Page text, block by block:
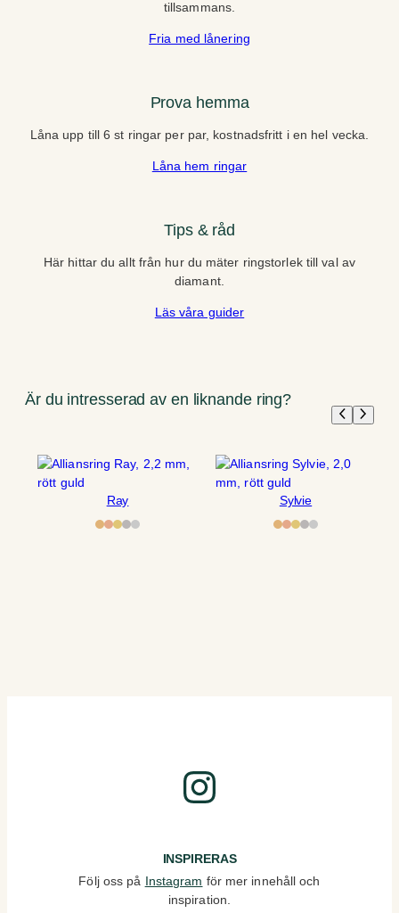
tillsammans.
Fria med lånering
Prova hemma
Låna upp till 6 st ringar per par, kostnadsfritt i en hel vecka.
Låna hem ringar
Tips & råd
Här hittar du allt från hur du mäter ringstorlek till val av
diamant.
Läs våra guider
Är du intresserad av en liknande ring?
Ray Sylvie
Instagram
INSPIRERAS
Följ oss på Instagram för mer innehåll och
inspiration.